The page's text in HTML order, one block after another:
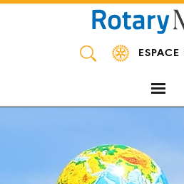
ESPACE
Panneau de gestion des cookies